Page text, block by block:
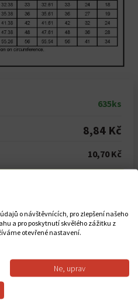
635ks
8,84 Kč
10,70 Kč
535,00 Kč
o návštěvnících, pro zlepšení našeho
a pro poskytnutí skvělého zážitku z
otevřené nastavení.
Ne, uprav